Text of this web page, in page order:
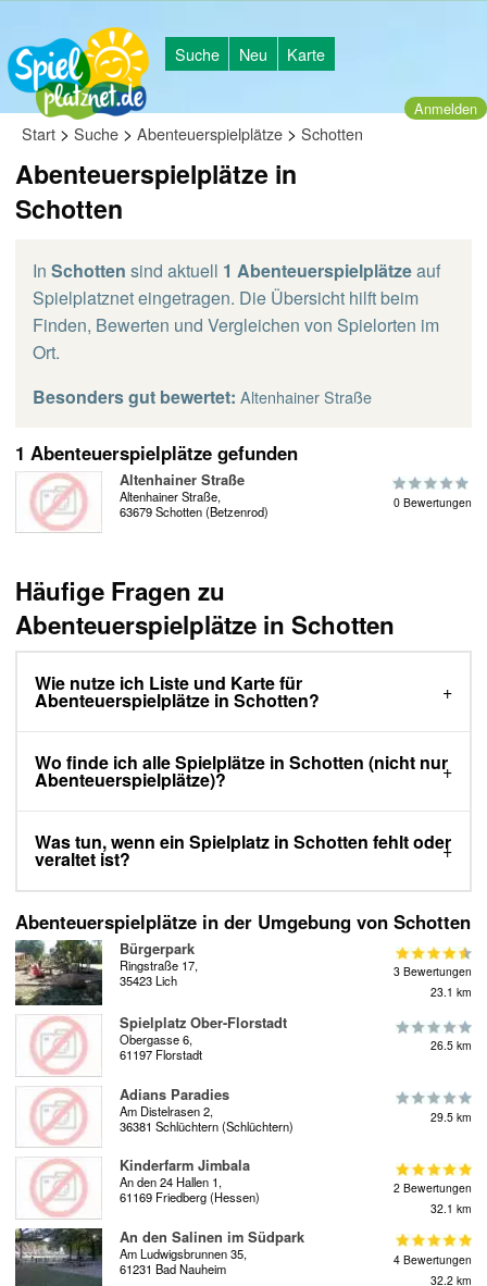
Suche Neu Karte
Anmelden
Start > Suche > Abenteuerspielplätze > Schotten
Abenteuerspielplätze in
Schotten
In Schotten sind aktuell 1 Abenteuerspielplätzeauf
Spielplatznet eingetragen. Die Übersicht hilft beim
Finden, Bewerten und Vergleichen von Spielorten im
Ort.
Besonders gut bewertet: Altenhainer Straße
1 Abenteuerspielplätze gefunden
Altenhainer Straße
Altenhainer Straße,
63679 Schotten (Betzenrod)
0 Bewertungen
Häufige Fragen zu
Abenteuerspielplätze in Schotten
Wie nutze ich Liste und Karte für
Abenteuerspielplätze in Schotten?
Wo finde ich alle Spielplätze in Schotten (nicht nur
Abenteuerspielplätze)?
Was tun, wenn ein Spielplatz in Schotten fehlt oder
veraltet ist?
Abenteuerspielplätze in der Umgebung von Schotten
Bürgerpark
Ringstraße 17,
35423 Lich
3 Bewertungen
23.1 km
Spielplatz Ober-Florstadt
Obergasse 6,
61197 Florstadt
26.5 km
Adians Paradies
Am Distelrasen 2,
36381 Schlüchtern (Schlüchtern)
29.5 km
Kinderfarm Jimbala
An den 24 Hallen 1,
61169 Friedberg (Hessen)
2 Bewertungen
32.1 km
An den Salinen im Südpark
Am Ludwigsbrunnen 35,
61231 Bad Nauheim
4 Bewertungen
32.2 km